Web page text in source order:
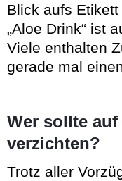
Blick aufs
„Aloe Drink“ ist
Viele enthalten
gerade mal
Wer sollte auf
verzichten?
Trotz aller